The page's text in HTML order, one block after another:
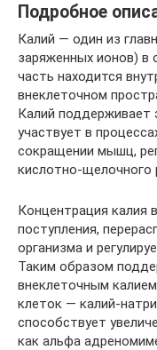
Подробное
Калий — один из
заряженных ионов) в
часть находится
внеклеточном
Калий поддерживает
участвует в
сокращении мышц,
кислотно-щелочного
Концентрация калия
поступления,
организма и
Таким образом
внеклеточным
клеток — калий-
способствует
как альфа